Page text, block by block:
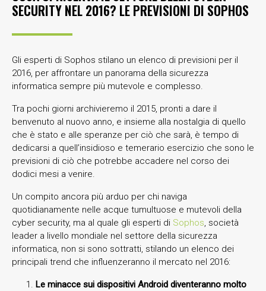
SECURITY NEL 2016? LE PREVISIONI DI SOPHOS
Gli esperti di Sophos stilano un elenco di previsioni per il
2016, per affrontare un panorama della sicurezza
informatica sempre più mutevole e complesso.
Tra pochi giorni archivieremo il 2015, pronti a dare il
benvenuto al nuovo anno, e insieme alla nostalgia di quello
che è stato e alle speranze per ciò che sarà, è tempo di
dedicarsi a quell’insidioso e temerario esercizio che sono le
previsioni di ciò che potrebbe accadere nel corso dei
dodici mesi a venire.
Un compito ancora più arduo per chi naviga
quotidianamente nelle acque tumultuose e mutevoli della
cyber security, ma al quale gli esperti di Sophos, società
leader a livello mondiale nel settore della sicurezza
informatica, non si sono sottratti, stilando un elenco dei
principali trend che influenzeranno il mercato nel 2016:
Le minacce sui dispositivi Android diventeranno molto